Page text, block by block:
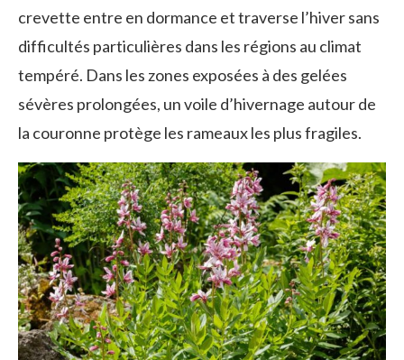
crevette entre en dormance et traverse l’hiver sans
difficultés particulières dans les régions au climat
tempéré. Dans les zones exposées à des gelées
sévères prolongées, un voile d’hivernage autour de
la couronne protège les rameaux les plus fragiles.